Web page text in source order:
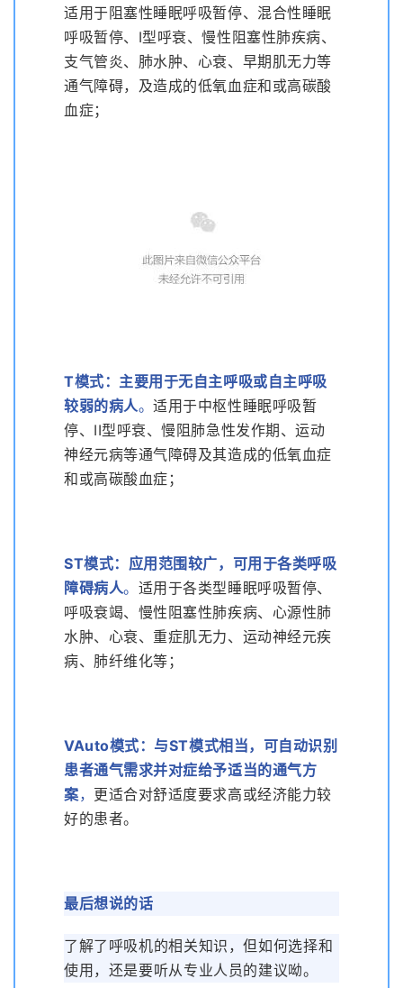
适用于阻塞性睡眠呼吸暂停、混合性睡眠
呼吸暂停、I型呼衰、慢性阻塞性肺疾病、
支气管炎、肺水肿、心衰、早期肌无力等
通气障碍，及造成的低氧血症和或高碳酸
血症；
T模式： 主要用于无自主呼吸或自主呼吸
较弱的病人。适用于中枢性睡眠呼吸暂
停、II型呼衰、慢阻肺急性发作期、运动
神经元病等通气障碍及其造成的低氧血症
和或高碳酸血症；
ST模式： 应用范围较广，可用于各类呼吸
障碍病人。 适用于各类型睡眠呼吸暂停、
呼吸衰竭、慢性阻塞性肺疾病、心源性肺
水肿、心衰、重症肌无力、运动神经元疾
病、肺纤维化等；
VAuto模式： 与ST模式相当，可自动识别
患者通气需求并对症给予适当的通气方
案， 更适合对舒适度要求高或经济能力较
好的患者。
最后想说的话
了解了呼吸机的相关知识，但如何选择和
使用，还是要听从专业人员的建议呦。